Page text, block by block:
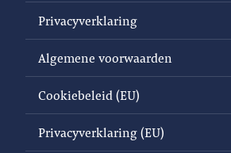
Privacyverklaring
Algemene voorwaarden
Cookiebeleid (EU)
Privacyverklaring (EU)